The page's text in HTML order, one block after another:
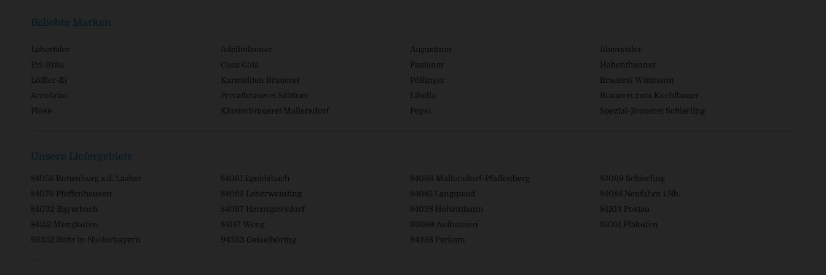
Beliebte Marken
Labertaler Adelholzener Augustiner
Abenstaler
Erl-Bräu
Coca Cola Paulaner
Hohenthanner
Löffler-Ei
Karmeliten Brauerei Pöllinger
Brauerei Wittmann
Arcobräu
Privatbrauerei Stöttner Libella
Brauerei zum Kuchlbauer
Plose
Klosterbrauerei Mallersdorf Pepsi Spezial-Brauerei Schierling
Unsere Liefergebiete
84056 Rottenburg a.d. Laaber 84061 Egoldsbach 84066 Mallersdorf-Pfaffenberg
84069 Schierling
84076 Pfeffenhausen
84082 Laberweinting 84085 Langquaid
84088 Neufahrn i.Nb.
84092 Bayerbach
84097 Herrngiersdorf 84098 Hohenthann
84103 Postau
84152 Mengkofen
84187 Weng 93089 Aufhausen
93101 Pfakofen
93352 Rohr in Niederbayern
94333 Geiselhöring 94368 Perkam